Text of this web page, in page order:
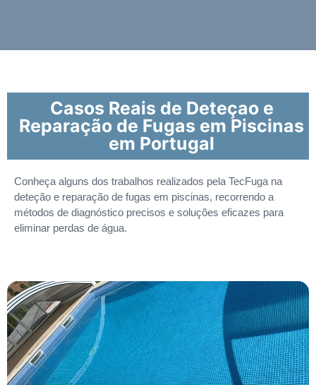
Casos Reais de Deteçao e
Reparação de Fugas em Piscinas
em Portugal
Conheça alguns dos trabalhos realizados pela TecFuga na
deteção e reparação de fugas em piscinas, recorrendo a
métodos de diagnóstico precisos e soluções eficazes para
eliminar perdas de água.